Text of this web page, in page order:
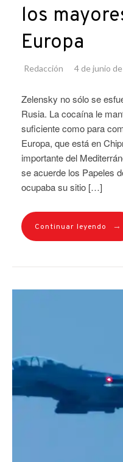
los
Europa
Redacción 4 de junio
Zelensky no sólo se
Rusia. La cocaína le
suficiente como para
Europa, que está en
importante del
se acuerde los Papeles
ocupaba su sitio […]
Continuar leyendo →